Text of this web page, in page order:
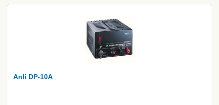
Anli DP-10A